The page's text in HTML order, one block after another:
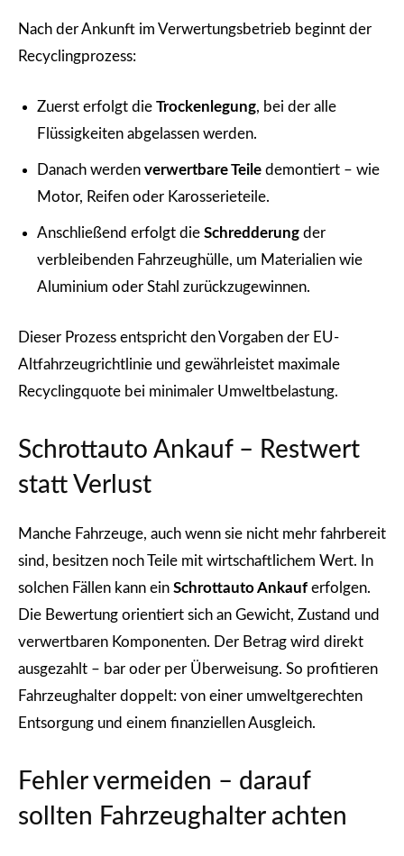
Nach derAnkunft im Verwertungsbetrieb beginnt der
Recyclingprozess:
Zuerst erfolgt die Trockenlegung, bei der alle
Flüssigkeiten abgelassen werden.
Danach werden verwertbare Teile demontiert – wie
Motor, Reifen oder Karosserieteile.
Anschließend erfolgt die Schredderung der
verbleibenden Fahrzeughülle, um Materialien wie
Aluminium oder Stahl zurückzugewinnen.
Dieser Prozess entspricht den Vorgaben der EU-
Altfahrzeugrichtlinie und gewährleistet maximale
Recyclingquote bei minimaler Umweltbelastung.
Schrottauto Ankauf – Restwert
statt Verlust
Manche Fahrzeuge, auch wenn sie nicht mehr fahrbereit
sind, besitzen noch Teile mit wirtschaftlichem Wert. In
solchen Fällen kann ein Schrottauto Ankauf erfolgen.
Die Bewertung orientiert sich an Gewicht, Zustand und
verwertbaren Komponenten. Der Betrag wird direkt
ausgezahlt – bar oder per Überweisung. So profitieren
Fahrzeughalter doppelt: von einer umweltgerechten
Entsorgung und einem finanziellen Ausgleich.
Fehler vermeiden – darauf
sollten Fahrzeughalter achten